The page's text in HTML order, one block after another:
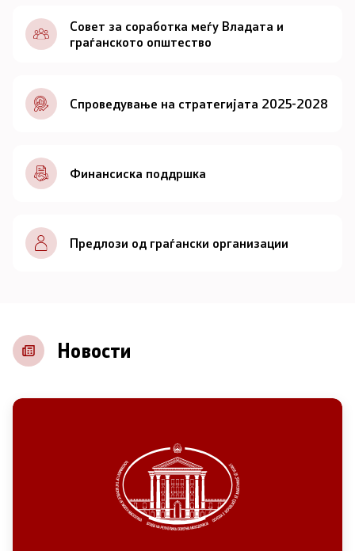
Документи
Совет
За советот
Документи
Записници и дневни редови од седниците на
Советот
Контакт
Основање на здружение
Совет за соработка меѓу Владата и
граѓанското општество
Спроведување на стратегијата 2025-2028
Финансиска поддршка
Предлози од граѓански организации
Новости